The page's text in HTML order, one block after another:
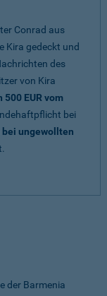
Conrad aus
Kira gedeckt und
des
von Kira
EUR vom
bei
bei ungewollten
der Barmenia